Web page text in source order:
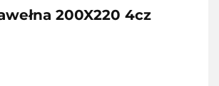
200X220 4cz